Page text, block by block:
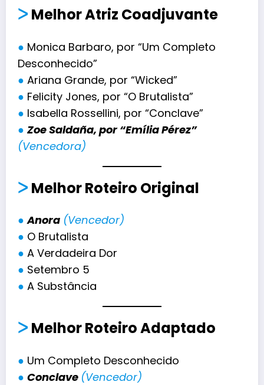
ᐳMelhor Atriz Coadjuvante
● Monica Barbaro, por “Um Completo
Desconhecido”
● Ariana Grande, por “Wicked”
● Felicity Jones, por “O Brutalista”
● Isabella Rossellini, por “Conclave”
● Zoe Saldaña, por “Emília Pérez”
(Vencedora)
ᐳMelhor Roteiro Original
● Anora (Vencedor)
● O Brutalista
● A Verdadeira Dor
● Setembro 5
● A Substância
ᐳMelhor Roteiro Adaptado
● Um Completo Desconhecido
● Conclave (Vencedor)